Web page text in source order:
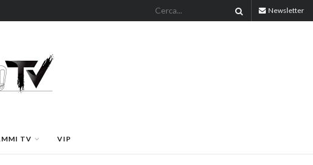
Newsletter
TV VIP